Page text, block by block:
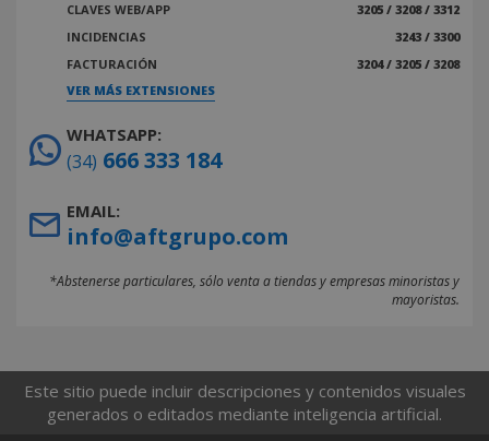
CLAVES WEB/APP
3205 / 3208 / 3312
INCIDENCIAS
3243 / 3300
FACTURACIÓN
3204 / 3205 / 3208
VER MÁS EXTENSIONES
WHATSAPP:
(34) 666 333 184
EMAIL:
info@aftgrupo.com
*Abstenerse particulares, sólo venta a tiendas y empresas minoristas y
mayoristas.
Este sitio puede incluir descripciones y contenidos visuales
generados o editados mediante inteligencia artificial.